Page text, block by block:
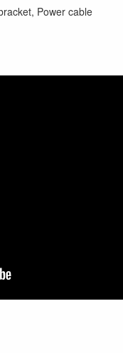
Power cable